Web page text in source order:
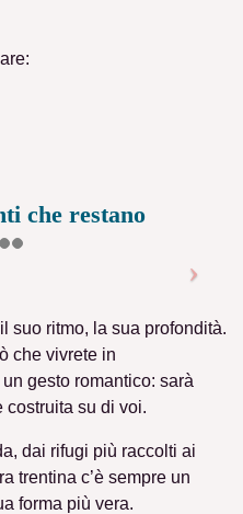
che restano
suo ritmo, la sua profondità.
che vivrete in
gesto romantico: sarà
costruita su di voi.
, dai rifugi più raccolti ai
trentina c’è sempre un
forma più vera.